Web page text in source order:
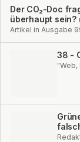
Der CO₂-Doc
überhaupt sein?
Artikel in Ausgabe
38 -
"Web,